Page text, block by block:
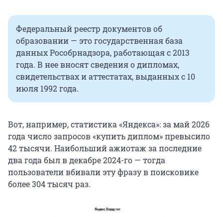
Федеральный реестр документов об
образовании — это государственная база
данных Рособрнадзора, работающая с 2013
года. В нее вносят сведения о дипломах,
свидетельствах и аттестатах, выданных с 10
июля 1992 года.
Вот, например, статистика «Яндекса»: за май 2026
года число запросов «купить диплом» превысило
42 тысячи. Наибольший ажиотаж за последние
два года был в декабре 2024-го — тогда
пользователи вбивали эту фразу в поисковике
более 304 тысяч раз.